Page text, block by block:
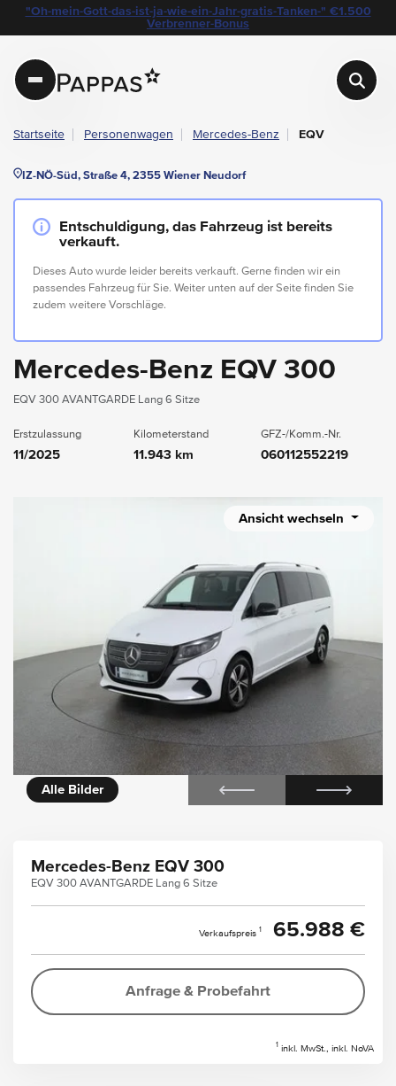
Navigation überspringen
Zum Hauptcontent
Zur Hauptnavigation springen
layout.table-of-content
Technische Daten
Fahrzeugausstattung
Leasing
Standort & Ansprechpartner
Das könnte Sie auch interessieren
Angebote & Aktionen bei Pappas
"Oh-mein-Gott-das-ist-ja-wie-ein-Jahr-gratis-Tanken-" €1.500
Verbrenner-Bonus
Pappas
Startseite Personenwagen Mercedes-Benz EQV
IZ-NÖ-Süd, Straße 4, 2355 Wiener Neudorf
Entschuldigung, das Fahrzeug ist bereits
verkauft.
Dieses Auto wurde leider bereits verkauft. Gerne finden wir ein
passendes Fahrzeug für Sie. Weiter unten auf der Seite finden Sie
zudem weitere Vorschläge.
Mercedes-Benz EQV 300
EQV 300 AVANTGARDE Lang 6 Sitze
Erstzulassung
11/2025
Kilometerstand
11.943 km
GFZ-/Komm.-Nr.
060112552219
Ansicht wechseln
360° Innenansicht
Alle Bilder
Mercedes-Benz EQV 300
EQV 300 AVANTGARDE Lang 6 Sitze
Verkaufspreis 1 65.988 €
Anfrage & Probefahrt
1 inkl. MwSt., inkl. NoVA